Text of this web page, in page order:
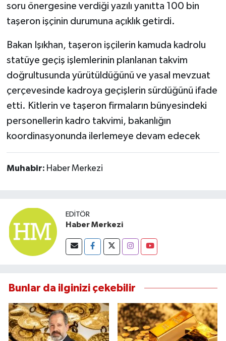
soru önergesine verdiği yazılı yanıtta 100 bin
taşeron işçinin durumuna açıklık getirdi.
Bakan Işıkhan, taşeron işçilerin kamuda kadrolu
statüye geçiş işlemlerinin planlanan takvim
doğrultusunda yürütüldüğünü ve yasal mevzuat
çerçevesinde kadroya geçişlerin sürdüğünü ifade
etti. Kitlerin ve taşeron firmaların bünyesindeki
personellerin kadro takvimi, bakanlığın
koordinasyonunda ilerlemeye devam edecek
Muhabir: Haber Merkezi
EDITÖR
Haber Merkezi
Bunlar da ilginizi çekebilir